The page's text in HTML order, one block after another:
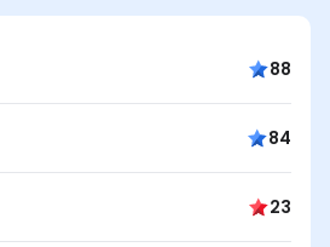
88
84
23